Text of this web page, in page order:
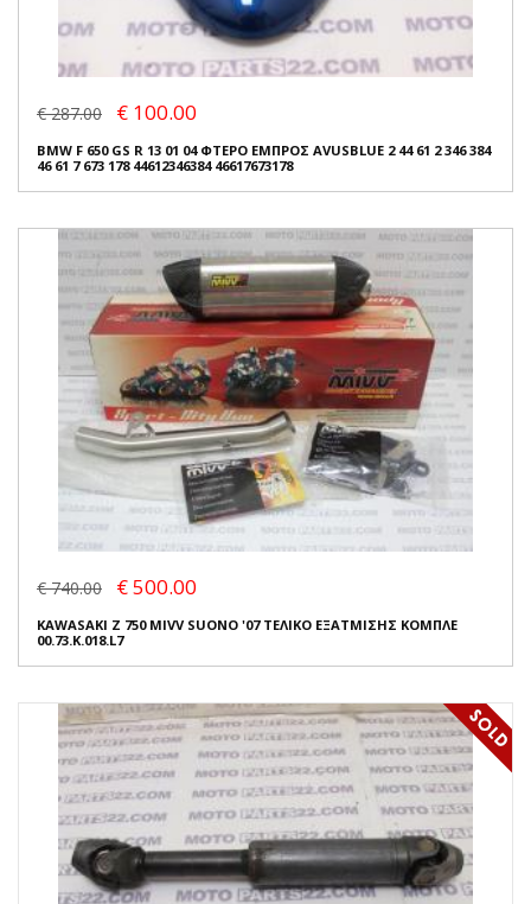
€ 287.00 € 100.00
BMW F 650 GS R 13 01 04 ΦΤΕΡΟ ΕΜΠΡΟΣ AVUSBLUE 2 44 61 2 346 384
46 61 7 673 178 44612346384 46617673178
€ 740.00 € 500.00
KAWASAKI Z 750 MIVV SUONO '07 ΤΕΛΙΚΟ ΕΞΑΤΜΙΣΗΣ ΚΟΜΠΛΕ
00.73.K.018.L7